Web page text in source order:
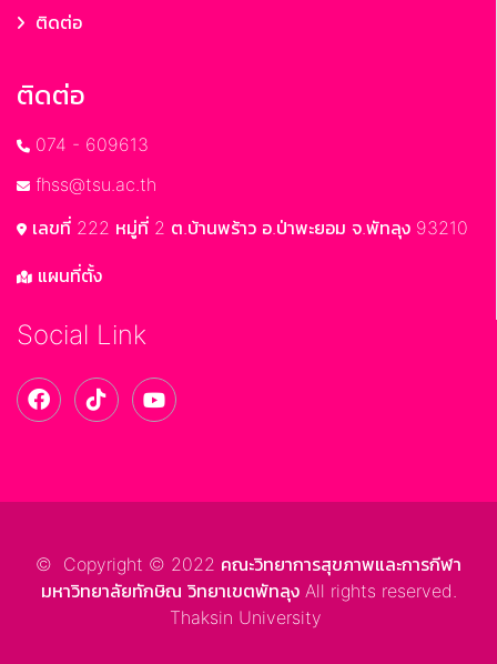
ติดต่อ
ติดต่อ
074 - 609613
fhss@tsu.ac.th
เลขที่ 222 หมู่ที่ 2 ต.บ้านพร้าว อ.ป่าพะยอม จ.พัทลุง 93210
แผนที่ตั้ง
Social Link
© Copyright © 2022 คณะวิทยาการสุขภาพและการกีฬา
มหาวิทยาลัยทักษิณ วิทยาเขตพัทลุง All rights reserved.
Thaksin University